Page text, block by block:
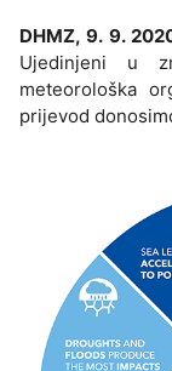
DHMZ, 9. 9.
Ujedinjeni u
meteorološka
prijevod